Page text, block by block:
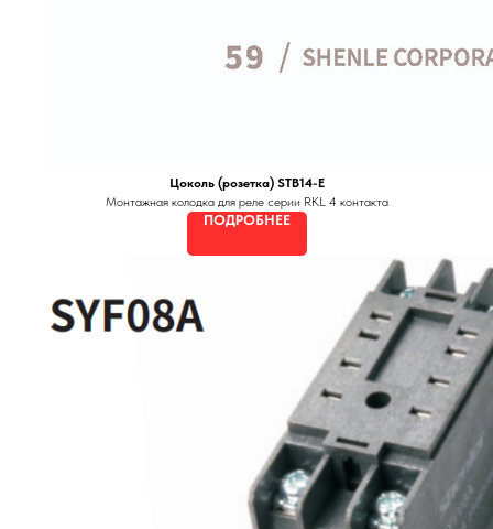
Цоколь (розетка) STB14-E
Монтажная колодка для реле серии RKL 4 контакта
ПОДРОБНЕЕ